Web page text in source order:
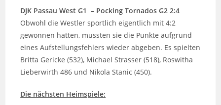
DJK Passau West G1 – Pocking Tornados G2 2:4
Obwohl die Westler sportlich eigentlich mit 4:2
gewonnen hatten, mussten sie die Punkte aufgrund
eines Aufstellungsfehlers wieder abgeben. Es spielten
Britta Gericke (532), Michael Strasser (518), Roswitha
Lieberwirth 486 und Nikola Stanic (450).
Die nächsten Heimspiele: